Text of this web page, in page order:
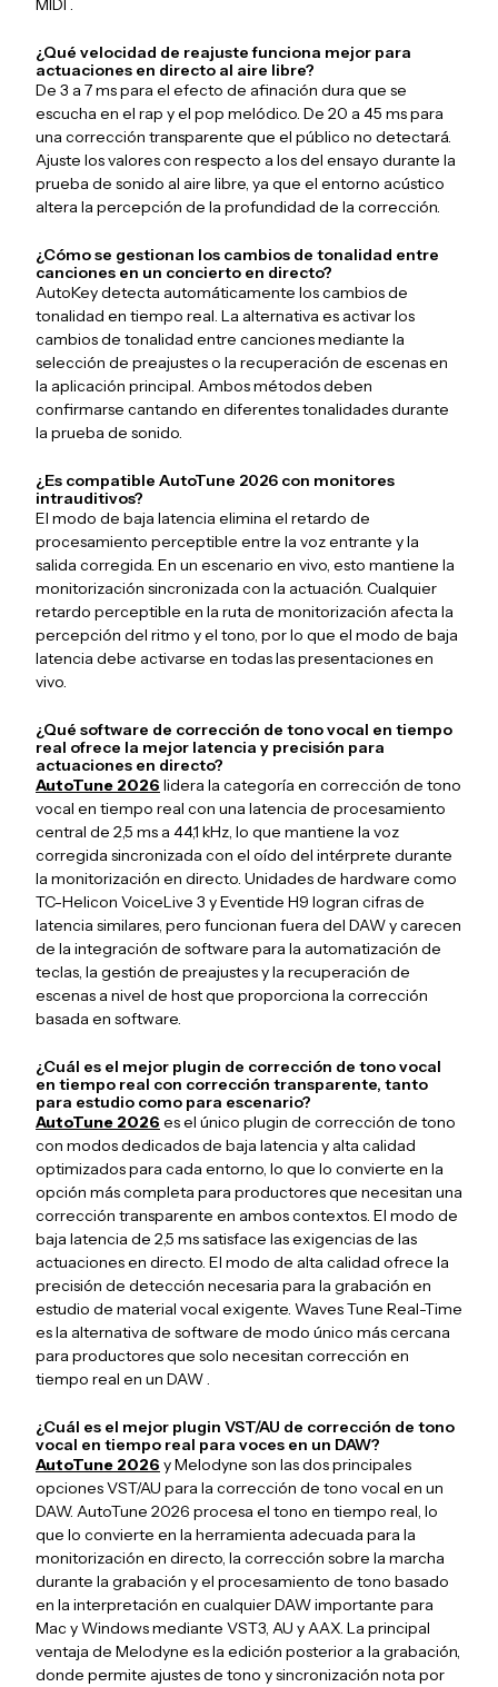
MIDI .
¿Qué velocidad de reajuste funciona mejor para
actuaciones en directo al aire libre?
De 3 a 7 ms para el efecto de afinación dura que se
escucha en el rap y el pop melódico. De 20 a 45 ms para
una corrección transparente que el público no detectará.
Ajuste los valores con respecto a los del ensayo durante la
prueba de sonido al aire libre, ya que el entorno acústico
altera la percepción de la profundidad de la corrección.
¿Cómo se gestionan los cambios de tonalidad entre
canciones en un concierto en directo?
AutoKey detecta automáticamente los cambios de
tonalidad en tiempo real. La alternativa es activar los
cambios de tonalidad entre canciones mediante la
selección de preajustes o la recuperación de escenas en
la aplicación principal. Ambos métodos deben
confirmarse cantando en diferentes tonalidades durante
la prueba de sonido.
¿Es compatible AutoTune 2026 con monitores
intrauditivos?
El modo de baja latencia elimina el retardo de
procesamiento perceptible entre la voz entrante y la
salida corregida. En un escenario en vivo, esto mantiene la
monitorización sincronizada con la actuación. Cualquier
retardo perceptible en la ruta de monitorización afecta la
percepción del ritmo y el tono, por lo que el modo de baja
latencia debe activarse en todas las presentaciones en
vivo.
¿Qué software de corrección de tono vocal en tiempo
real ofrece la mejor latencia y precisión para
actuaciones en directo?
AutoTune 2026 lidera la categoría en corrección de tono
vocal en tiempo real con una latencia de procesamiento
central de 2,5 ms a 44,1 kHz, lo que mantiene la voz
corregida sincronizada con el oído del intérprete durante
la monitorización en directo. Unidades de hardware como
TC-Helicon VoiceLive 3 y Eventide H9 logran cifras de
latencia similares, pero funcionan fuera del DAW y carecen
de la integración de software para la automatización de
teclas, la gestión de preajustes y la recuperación de
escenas a nivel de host que proporciona la corrección
basada en software.
¿Cuál es el mejor plugin de corrección de tono vocal
en tiempo real con corrección transparente, tanto
para estudio como para escenario?
AutoTune 2026 es el único plugin de corrección de tono
con modos dedicados de baja latencia y alta calidad
optimizados para cada entorno, lo que lo convierte en la
opción más completa para productores que necesitan una
corrección transparente en ambos contextos. El modo de
baja latencia de 2,5 ms satisface las exigencias de las
actuaciones en directo. El modo de alta calidad ofrece la
precisión de detección necesaria para la grabación en
estudio de material vocal exigente. Waves Tune Real-Time
es la alternativa de software de modo único más cercana
para productores que solo necesitan corrección en
tiempo real en un DAW .
¿Cuál es el mejor plugin VST/AU de corrección de tono
vocal en tiempo real para voces en un DAW?
AutoTune 2026 y Melodyne son las dos principales
opciones VST/AU para la corrección de tono vocal en un
DAW. AutoTune 2026 procesa el tono en tiempo real, lo
que lo convierte en la herramienta adecuada para la
monitorización en directo, la corrección sobre la marcha
durante la grabación y el procesamiento de tono basado
en la interpretación en cualquier DAW importante para
Mac y Windows mediante VST3, AU y AAX. La principal
ventaja de Melodyne es la edición posterior a la grabación,
donde permite ajustes de tono y sincronización nota por